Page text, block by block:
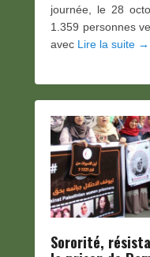
journée, le 28
1.359 personnes
avec Lire la suite →
Sororité,